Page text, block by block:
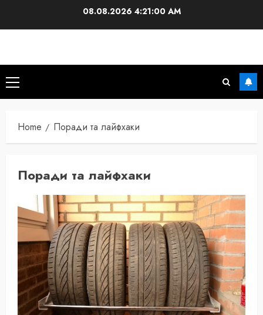
08.08.20264:21:01 AM
Primary
Menu
Home Поради та лайфхаки
Поради та лайфхаки